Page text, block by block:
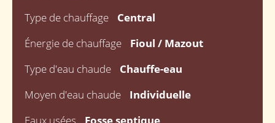
Type de chauffage
Central
Énergie de chauffage
Fioul / Mazout
Type d'eau chaude
Chauffe-eau
Moyen d'eau chaude
Individuelle